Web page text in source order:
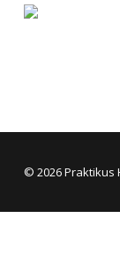
© 2026 Praktikus